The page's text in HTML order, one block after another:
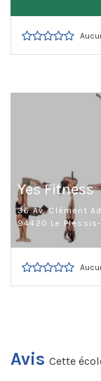
Yes Fitness
36 Av. Clément
94420 Le
Avis Cette